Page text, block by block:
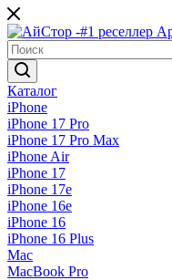
Каталог
iPhone
iPhone 17 Pro
iPhone 17 Pro Max
iPhone Air
iPhone 17
iPhone 17e
iPhone 16e
iPhone 16
iPhone 16 Plus
Mac
MacBook Pro